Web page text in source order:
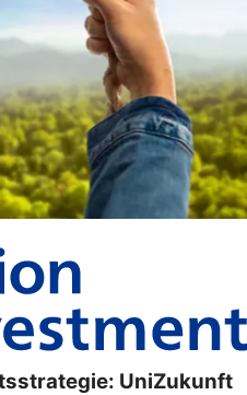
UniZukunft